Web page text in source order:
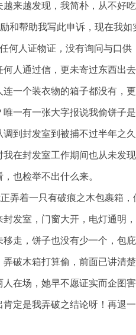
来越发现，我简朴，从不好
和帮助我写此申诉，现在我如
何人证物证，没有询问与口
人通过信，更未寄过东西出
一个装衣物的箱子都没有，
一有一张大字报说我偷饼子
到封发室到被捕不过半年之
在封发室工作期间也从未发
也检举不出什么来。
弄着一只有破痕之木包裹箱
发室，门窗大开，电灯通明
走，饼子也没有少一个，包
破木箱打算偷，前面已讲清
在场，她早不愿证实而企图
定是我弄破之结论呀！再退